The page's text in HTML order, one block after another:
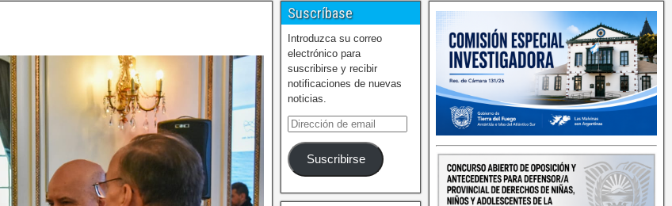
Suscríbase
Introduzca su correo
electrónico para
suscribirse y recibir
notificaciones de nuevas
noticias.
Suscribirse